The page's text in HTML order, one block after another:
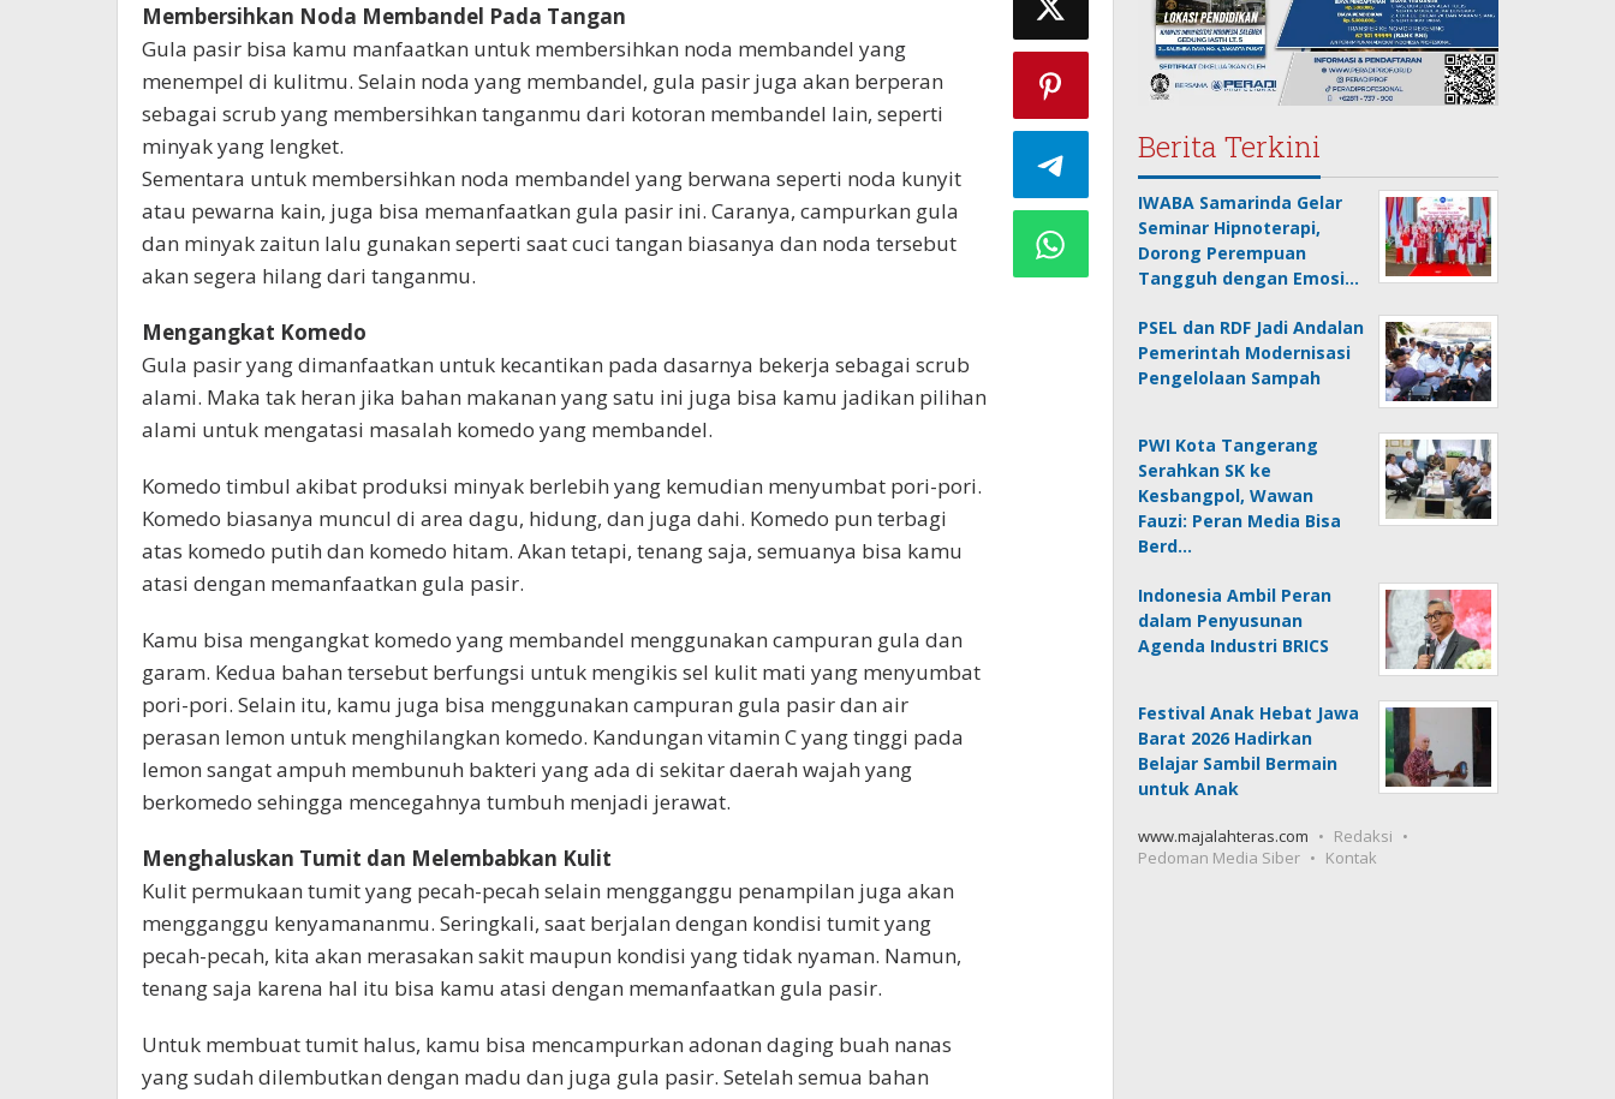
Membersihkan Noda Membandel Pada Tangan
Gula pasir bisa kamu manfaatkan untuk membersihkan noda membandel yang
menempel di kulitmu. Selain noda yang membandel, gula pasir juga akan berperan
sebagai scrub yang membersihkan tanganmu dari kotoran membandel lain, seperti
minyak yang lengket.
Sementara untuk membersihkan noda membandel yang berwana seperti noda kunyit
atau pewarna kain, juga bisa memanfaatkan gula pasir ini. Caranya, campurkan gula
dan minyak zaitun lalu gunakan seperti saat cuci tangan biasanya dan noda tersebut
akan segera hilang dari tanganmu.
Mengangkat Komedo
Gula pasir yang dimanfaatkan untuk kecantikan pada dasarnya bekerja sebagai scrub
alami. Maka tak heran jika bahan makanan yang satu ini juga bisa kamu jadikan pilihan
alami untuk mengatasi masalah komedo yang membandel.
Komedo timbul akibat produksi minyak berlebih yang kemudian menyumbat pori-pori.
Komedo biasanya muncul di area dagu, hidung, dan juga dahi. Komedo pun terbagi
atas komedo putih dan komedo hitam. Akan tetapi, tenang saja, semuanya bisa kamu
atasi dengan memanfaatkan gula pasir.
Kamu bisa mengangkat komedo yang membandel menggunakan campuran gula dan
garam. Kedua bahan tersebut berfungsi untuk mengikis sel kulit mati yang menyumbat
pori-pori. Selain itu, kamu juga bisa menggunakan campuran gula pasir dan air
perasan lemon untuk menghilangkan komedo. Kandungan vitamin C yang tinggi pada
lemon sangat ampuh membunuh bakteri yang ada di sekitar daerah wajah yang
berkomedo sehingga mencegahnya tumbuh menjadi jerawat.
Menghaluskan Tumit dan Melembabkan Kulit
Kulit permukaan tumit yang pecah-pecah selain mengganggu penampilan juga akan
mengganggu kenyamananmu. Seringkali, saat berjalan dengan kondisi tumit yang
pecah-pecah, kita akan merasakan sakit maupun kondisi yang tidak nyaman. Namun,
tenang saja karena hal itu bisa kamu atasi dengan memanfaatkan gula pasir.
Untuk membuat tumit halus, kamu bisa mencampurkan adonan daging buah nanas
yang sudah dilembutkan dengan madu dan juga gula pasir. Setelah semua bahan
Berita Terkini
IWABA Samarinda Gelar
Seminar Hipnoterapi,
Dorong Perempuan
Tangguh dengan Emosi…
PSEL dan RDF Jadi Andalan
Pemerintah Modernisasi
Pengelolaan Sampah
PWI Kota Tangerang
Serahkan SK ke
Kesbangpol, Wawan
Fauzi: Peran Media Bisa
Berd…
Indonesia Ambil Peran
dalam Penyusunan
Agenda Industri BRICS
Festival Anak Hebat Jawa
Barat 2026 Hadirkan
Belajar Sambil Bermain
untuk Anak
www.majalahteras.com
Redaksi
Pedoman Media Siber
Kontak